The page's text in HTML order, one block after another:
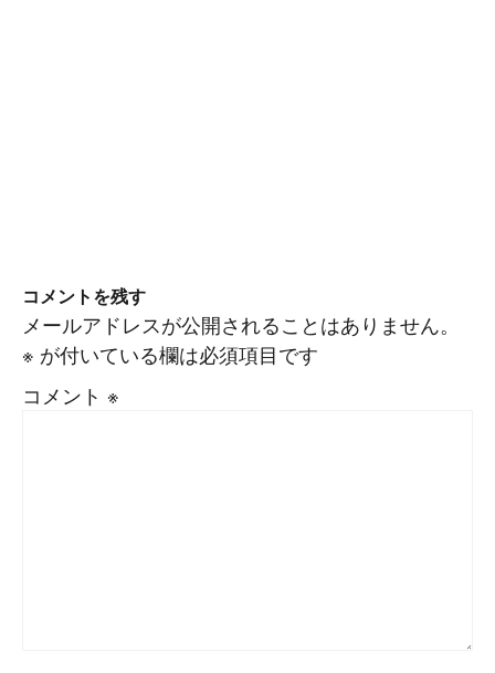
コメントを残す
メールアドレスが公開されることはありません。
※ が付いている欄は必須項目です
コメント ※